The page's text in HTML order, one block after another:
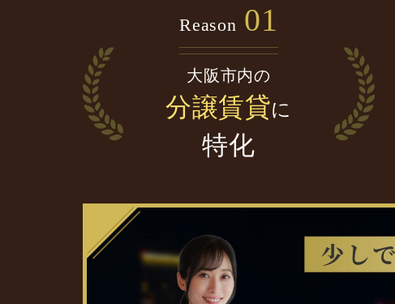
Reason 01
大阪市内の
分譲賃貸に
特化